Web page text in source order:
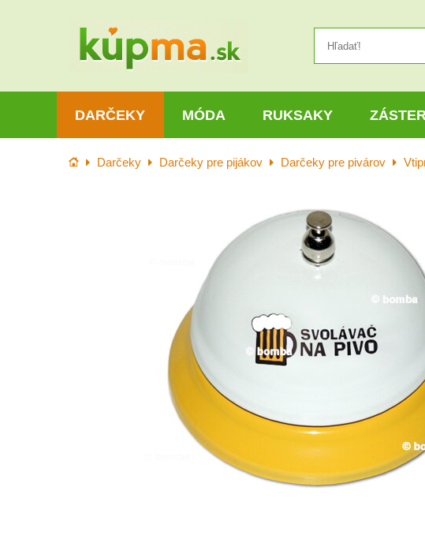
DARČEKY MÓDA RUKSAKY
Úvod Darčeky Darčeky pre pijákov Darčeky pre pivárov